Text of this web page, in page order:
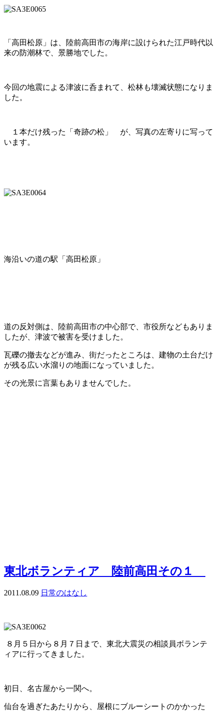
「高田松原」は、陸前高田市の海岸に設けられた江戸時代以
来の防潮林で、景勝地でした。
今回の地震による津波に呑まれて、松林も壊滅状態になりま
した。
１本だけ残った「奇跡の松」 が、写真の左寄りに写って
います。
海沿いの道の駅「高田松原」
道の反対側は、陸前高田市の中心部で、市役所などもありま
したが、津波で被害を受けました。
瓦礫の撤去などが進み、街だったところは、建物の土台だけ
が残る広い水溜りの地面になっていました。
その光景に言葉もありませんでした。
東北ボランティア 陸前高田その１
2011.08.09 日常のはなし
８月５日から８月７日まで、東北大震災の相談員ボランテ
ィアに行ってきました。
初日、名古屋から一関へ。
仙台を過ぎたあたりから、屋根にブルーシートのかかった